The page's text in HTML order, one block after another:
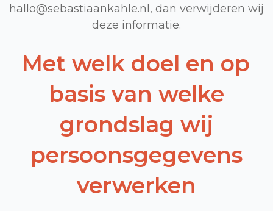
hallo@sebastiaankahle.nl, dan verwijderen wij
deze informatie.
Met welk doel en op
basis van welke
grondslag wij
persoonsgegevens
verwerken